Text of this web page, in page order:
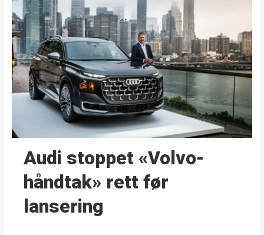
Audi stoppet «Volvo-
håndtak» rett før
lansering